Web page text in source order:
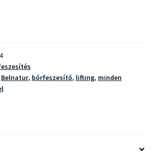
Belnatur, bőrfeszesítő, lifting, minden